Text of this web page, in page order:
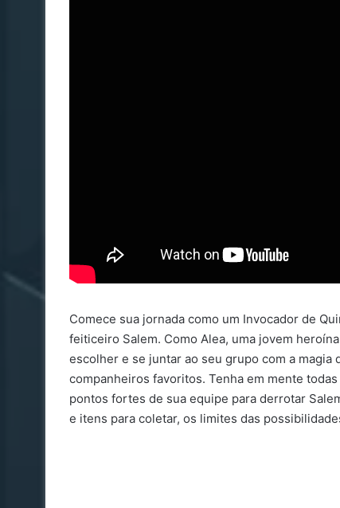
Comece sua jornada como um Invocador de
feiticeiro Salem. Como Alea, uma jovem
escolher e se juntar ao seu grupo com a
companheiros favoritos. Tenha em mente
pontos fortes de sua equipe para derrotar
e itens para coletar, os limites das